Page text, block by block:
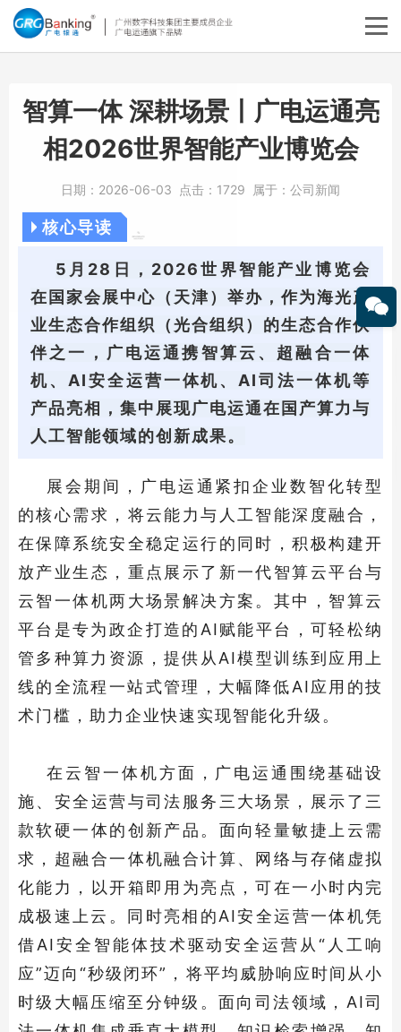
智算一体 深耕场景丨广电运通亮
相2026世界智能产业博览会
日期： 2026-06-03 点击： 1729 属于： 公司新闻
核心导读
5月28日，2026世界智能产业博览会
在国家会展中心（天津）举办，作为海光产
业生态合作组织（光合组织）的生态合作伙
伴之一，广电运通携智算云、超融合一体
机、AI安全运营一体机、AI司法一体机等
产品亮相，集中展现广电运通在国产算力与
人工智能领域的创新成果。
展会期间，广电运通紧扣企业数智化转型
的核心需求，将云能力与人工智能深度融合，
在保障系统安全稳定运行的同时，积极构建开
放产业生态，重点展示了新一代智算云平台与
云智一体机两大场景解决方案。其中，智算云
平台是专为政企打造的AI赋能平台，可轻松纳
管多种算力资源，提供从AI模型训练到应用上
线的全流程一站式管理，大幅降低AI应用的技
术门槛，助力企业快速实现智能化升级。
在云智一体机方面，广电运通围绕基础设
施、安全运营与司法服务三大场景，展示了三
款软硬一体的创新产品。面向轻量敏捷上云需
求，超融合一体机融合计算、网络与存储虚拟
化能力，以开箱即用为亮点，可在一小时内完
成极速上云。同时亮相的AI安全运营一体机凭
借AI安全智能体技术驱动安全运营从“人工响
应”迈向“秒级闭环”，将平均威胁响应时间从小
时级大幅压缩至分钟级。面向司法领域，AI司